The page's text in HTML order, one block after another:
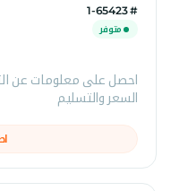
# 1-65423
متوفر
احصل على معلومات عن
السعر والتسليم